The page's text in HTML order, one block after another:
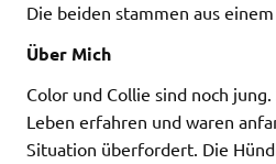
Die beiden stammen aus
Über Mich
Color und Collie sind noch
Leben erfahren und waren
Situation überfordert. Die